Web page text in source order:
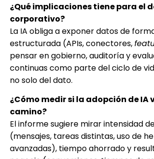
¿Qué implicaciones tiene para el
corporativo?
La IA obliga a exponer datos de
estructurada (APIs, conectores,
pensar en gobierno, auditoría y
continuas como parte del ciclo de
no solo del dato.
¿Cómo medir si la adopción de IA
camino?
El informe sugiere mirar intensidad
(mensajes, tareas distintas, uso de
avanzadas), tiempo ahorrado y